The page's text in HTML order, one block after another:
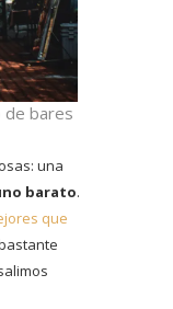
de bares
una
barato.
que